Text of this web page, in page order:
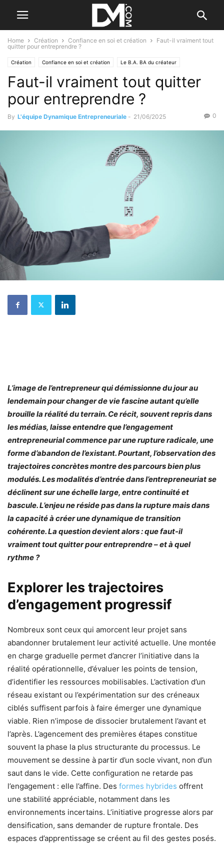
Home Création Confiance en soi et création
Faut-il vraiment tout
quitter pour entreprendre ?
Création Confiance en soi et création Le B.A. BA du créateur
Se former à la création
Faut-il vraiment tout quitter
pour entreprendre ?
By L'équipe Dynamique Entrepreneuriale - 21/06/2025 0
L’image de l’entrepreneur qui démissionne du jour au
lendemain pour changer de vie fascine autant qu’elle
brouille la réalité du terrain. Ce récit, souvent repris dans
les médias, laisse entendre que l’engagement
entrepreneurial commence par une rupture radicale, une
forme d’abandon de l’existant. Pourtant, l’observation des
trajectoires concrètes montre des parcours bien plus
modulés. Les modalités d’entrée dans l’entrepreneuriat se
déclinent sur une échelle large, entre continuité et
bascule. L’enjeu ne réside pas dans la rupture mais dans
la capacité à créer une dynamique de transition
cohérente. La question devient alors : que faut-il
vraiment tout quitter pour entreprendre – et à quel
rythme ?
Explorer les trajectoires
d’engagement progressif
Nombreux sont ceux qui amorcent leur projet sans
abandonner brutalement leur activité actuelle. Une montée
en charge graduelle permet d’ancrer l’initiative dans la
réalité opérationnelle, d’évaluer les points de tension,
d’identifier les ressources mobilisables. L’activation d’un
réseau existant ou l’expérimentation sur des créneaux
ciblés suffisent parfois à faire émerger une dynamique
viable. Rien n’impose de dissocier brutalement l’avant et
l’après. L’agencement des premières étapes constitue
souvent la phase la plus structurante du processus. Le
mouvement se dessine à partir d’un socle vivant, non d’un
saut dans le vide. Cette configuration ne retarde pas
l’engagement : elle l’affine. Des formes hybrides offrent
une stabilité appréciable, notamment dans les
environnements incertains. L’initiative progresse alors par
densification, sans demander de rupture frontale. Des
espaces d’apprentissage se créent au fil des gestes posés.